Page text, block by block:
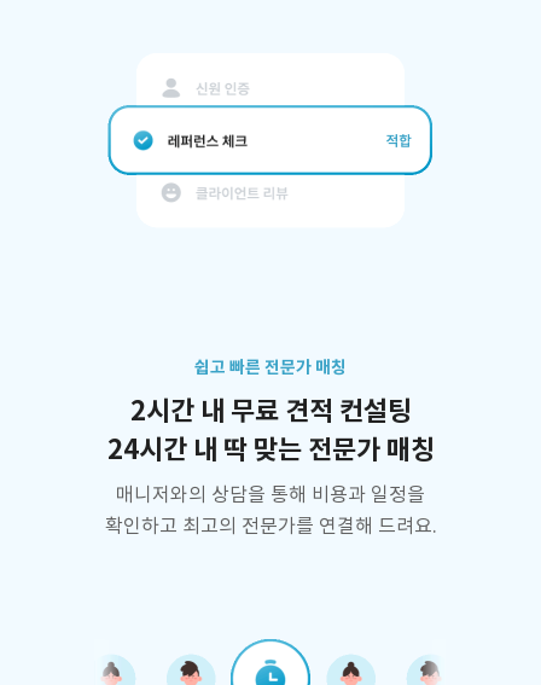
쉽고 빠른 전문가 매칭
2시간 내 무료 견적 컨설팅
24시간 내 딱 맞는 전문가 매칭
매니저와의 상담을 통해 비용과 일정을
확인하고 최고의 전문가를 연결해 드려요.